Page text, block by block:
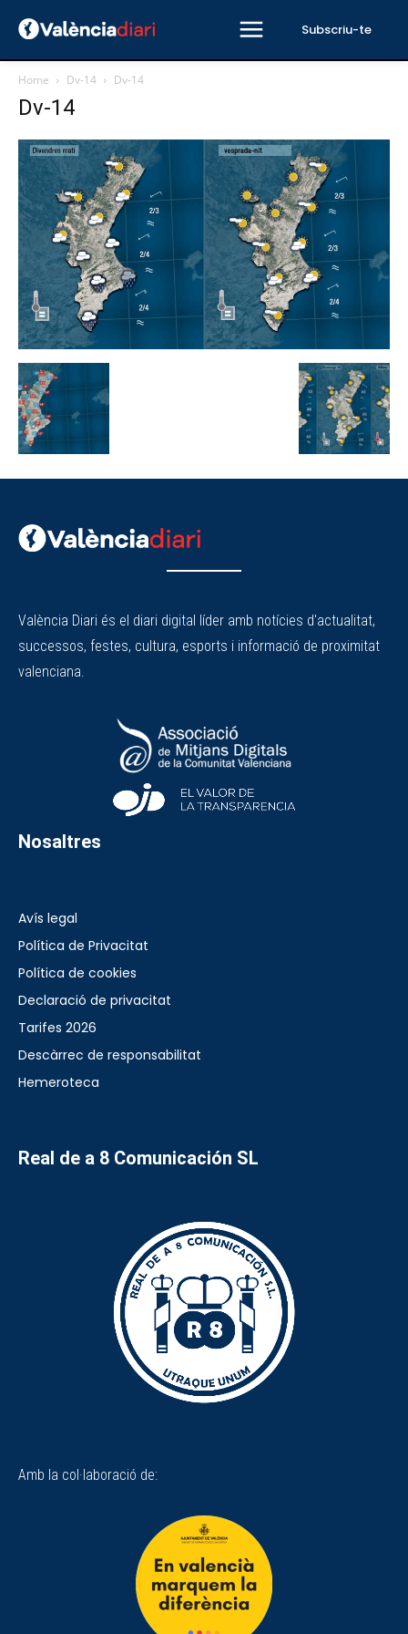
Subscriu-te
Home Dv-14 Dv-14
Dv-14
València Diari és el diari digital líder amb notícies d'actualitat,
successos, festes, cultura, esports i informació de proximitat
valenciana.
Nosaltres
Avís legal
Política de Privacitat
Política de cookies
Declaració de privacitat
Tarifes 2026
Descàrrec de responsabilitat
Hemeroteca
Real de a 8 Comunicación SL
Amb la col·laboració de: